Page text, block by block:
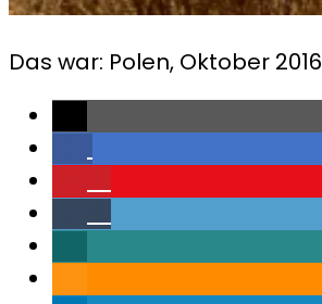
Das war: Polen, Oktober 2016